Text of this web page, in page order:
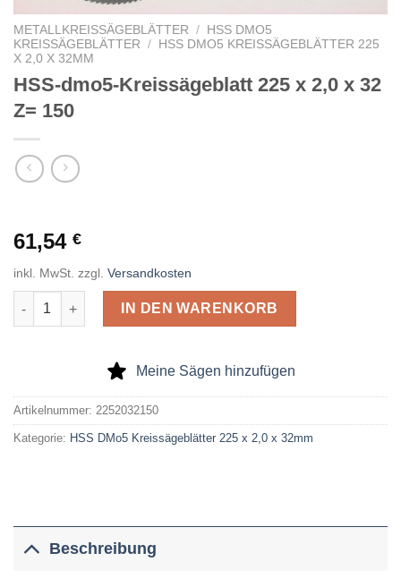
METALLKREISSÄGEBLÄTTER / HSS DMO5
KREISSÄGEBLÄTTER
/ HSS DMO5 KREISSÄGEBLÄTTER 225
X 2,0 X 32MM
HSS-dmo5-Kreissägeblatt 225 x 2,0 x 32
Z= 150
61,54 €
inkl. MwSt. zzgl. Versandkosten
HSS-dmo5-Kreissägeblatt 225 x 2,0 x 32 Z= 150 Menge
IN DEN WARENKORB
Meine Sägen hinzufügen
Artikelnummer: 2252032150
Kategorie: HSS DMo5 Kreissägeblätter 225 x 2,0 x 32mm
Beschreibung